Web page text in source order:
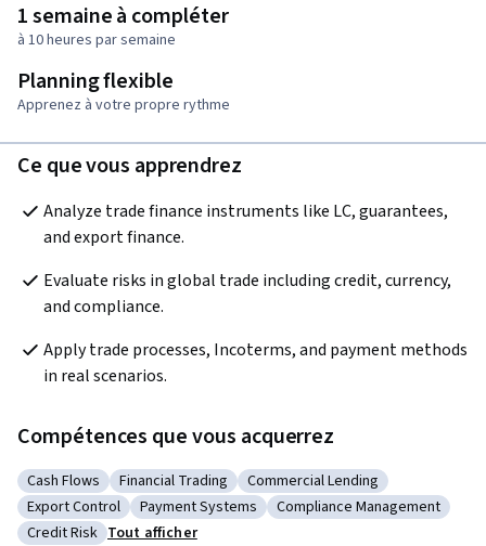
1 semaine à compléter
à 10 heures par semaine
Planning flexible
Apprenez à votre propre rythme
Ce que vous apprendrez
Analyze trade finance instruments like LC, guarantees,
and export finance.
Evaluate risks in global trade including credit, currency,
and compliance.
Apply trade processes, Incoterms, and payment methods
in real scenarios.
Compétences que vous acquerrez
Catégorie : Cash Flows
Cash Flows Catégorie : Financial Trading
Financial Trading Catégorie : Commercial Lending
Commercial Lending
Catégorie : Export Control
Export Control Catégorie : Payment Systems
Payment Systems Catégorie : Compliance
Compliance Management
Credit Risk Tout afficher